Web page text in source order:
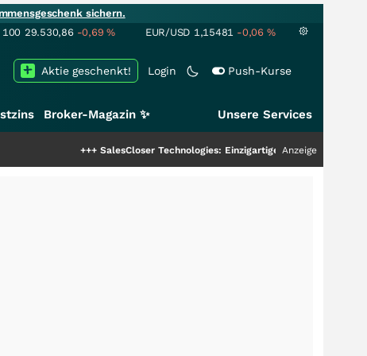
sichern.
100 29.530,86 -0,69% EUR/USD 1,15481 -0,06 %
Login Push-Kurse
Aktie geschenkt!
Broker-Magazin ✨ Unsere Services
SalesCloser Technologies: Einzigartige Leistung zieht die Top-
Anzeige